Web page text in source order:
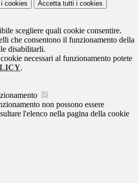
i cookies Accetta tutti i cookies
scegliere quali cookie consentire.
che consentono il funzionamento della
disabilitarli.
necessari al funzionamento potete
.
non possono essere
l'elenco nella pagina della cookie